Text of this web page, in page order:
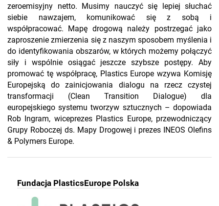
zeroemisyjny netto. Musimy nauczyć się lepiej słuchać
siebie nawzajem, komunikować się z sobą i
współpracować. Mapę drogową należy postrzegać jako
zaproszenie zmierzenia się z naszym sposobem myślenia i
do identyfikowania obszarów, w których możemy połączyć
siły i wspólnie osiągać jeszcze szybsze postępy. Aby
promować tę współpracę, Plastics Europe wzywa Komisję
Europejską do zainicjowania dialogu na rzecz czystej
transformacji (Clean Transition Dialogue) dla
europejskiego systemu tworzyw sztucznych – dopowiada
Rob Ingram, wiceprezes Plastics Europe, przewodniczący
Grupy Roboczej ds. Mapy Drogowej i prezes INEOS Olefins
& Polymers Europe.
Fundacja PlasticsEurope Polska